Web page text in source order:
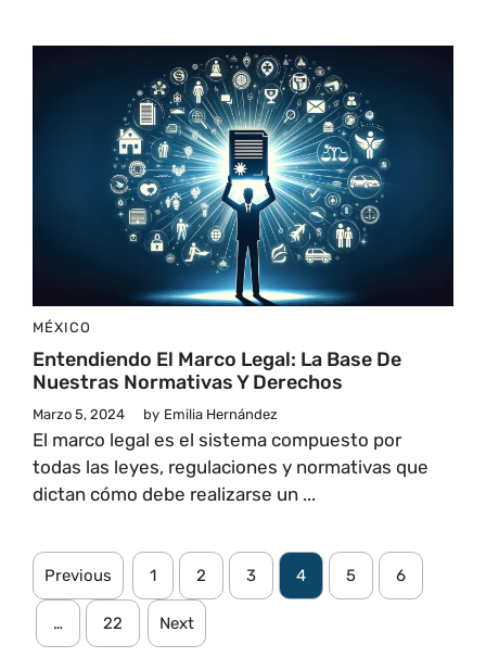
MÉXICO
Entendiendo El Marco Legal: La Base De
Nuestras Normativas Y Derechos
Marzo 5, 2024 by Emilia Hernández
El marco legal es el sistema compuesto por
todas las leyes, regulaciones y normativas que
dictan cómo debe realizarse un ...
Previous 1 2 3 4 5 6
… 22 Next